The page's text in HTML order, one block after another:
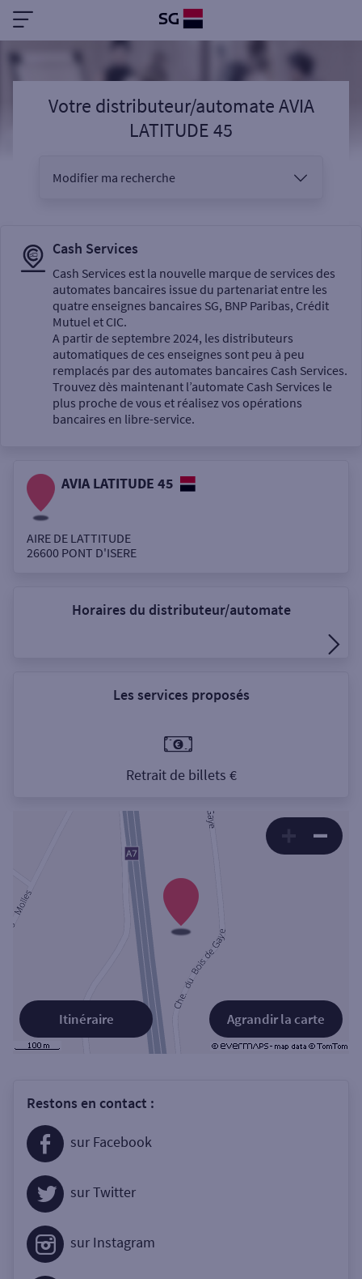
Votre distributeur/automate AVIA
LATITUDE 45
Modifier ma recherche
Sélectionnez votre recherche
Un service
Autour de moi
Cash Services
Cash Services est la nouvelle marque de services des
automates bancaires issue du partenariat entre les
quatre enseignes bancaires SG, BNP Paribas, Crédit
Mutuel et CIC.
A partir de septembre 2024, les distributeurs
automatiques de ces enseignes sont peu à peu
remplacés par des automates bancaires Cash Services.
Trouvez dès maintenant l’automate Cash Services le
plus proche de vous et réalisez vos opérations
bancaires en libre-service.
AVIA LATITUDE 45
AIRE DE LATTITUDE
26600 PONT D'ISERE
Horaires du distributeur/automate
Les services proposés
Retrait de billets €
Agrandir la carte
Itinéraire
Restons en contact :
sur Facebook
sur Twitter
sur Instagram